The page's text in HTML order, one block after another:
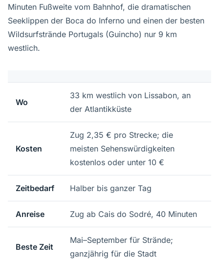
Minuten Fußweite vom Bahnhof, die dramatischen
Seeklippen der Boca do Inferno und einen der besten
Wildsurfstrände Portugals (Guincho) nur 9 km
westlich.
Wo
33 km westlich von Lissabon, an
der Atlantikküste
Kosten
Zug 2,35 € pro Strecke; die
meisten Sehenswürdigkeiten
kostenlos oder unter 10 €
Zeitbedarf Halber bis ganzer Tag
Anreise Zug ab Cais do Sodré, 40 Minuten
Beste Zeit
Mai–September für Strände;
ganzjährig für die Stadt